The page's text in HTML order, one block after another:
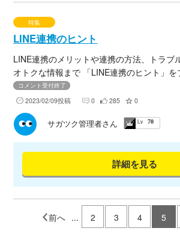
化を図る
特集
LINE連携のヒント
LINE連携のメリットや連携の方法、トラブ
オトクな情報まで 「LINE連携のヒント」を
したので、下記URL①～③よりご確認くださ
コメント受付終了
2023/02/09投稿 0 285 0
詳細を見る
サガツク管理者さん Lv 70
前へ ... 2 3 4 5